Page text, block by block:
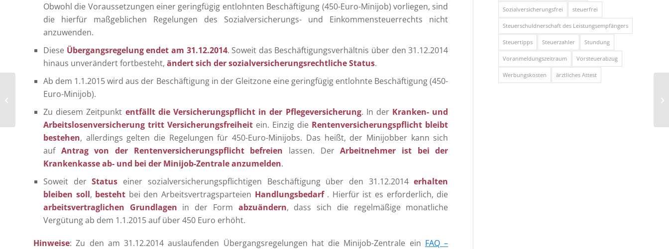
Obwohl die Voraussetzungen einer geringfügig entlohnten Beschäftigung (450-Euro-Minijob) vorliegen, sind
die hierfür maßgeblichen Regelungen des Sozialversicherungs- und Einkommensteuerrechts nicht
anzuwenden.
Diese Übergangsregelung endet am 31.12.2014. Soweit das Beschäftigungsverhältnis über den 31.12.2014
hinaus unverändert fortbesteht, ändert sich der sozialversicherungsrechtliche Status.
Ab dem 1.1.2015 wird aus der Beschäftigung in der Gleitzone eine geringfügig entlohnte Beschäftigung (450-
Euro-Minijob).
Zu diesem Zeitpunkt entfällt die Versicherungspflicht in der Pflegeversicherung. In der Kranken- und
Arbeitslosenversicherung tritt Versicherungsfreiheit ein. Einzig die Rentenversicherungspflicht bleibt
bestehen, allerdings gelten die Regelungen für 450-Euro-Minijobs. Das heißt, der Minijobber kann sich
auf Antrag von der Rentenversicherungspflicht befreien lassen. Der Arbeitnehmer ist bei der
Krankenkasse ab- und bei der Minijob-Zentrale anzumelden.
Soweit der Status einer sozialversicherungspflichtigen Beschäftigung über den 31.12.2014 erhalten
bleiben soll, besteht bei den Arbeitsvertragsparteien Handlungsbedarf . Hierfür ist es erforderlich, die
arbeitsvertraglichen Grundlagen in der Form abzuändern, dass sich die regelmäßige monatliche
Vergütung ab dem 1.1.2015 auf über 450 Euro erhöht.
Hinweise: Zu den am 31.12.2014 auslaufenden Übergangsregelungen hat die Minijob-Zentrale ein FAQ –
Sozialversicherungsfrei steuerfrei
Steuerschuldnerschaft des Leistungsempfängers
Steuertipps Steuerzahler Stundung
Voranmeldungszeitraum Vorsteuerabzug
Werbungskosten ärztliches Attest
Dienstfahrten eines
Arztes von der
Wohnung zur Praxis?